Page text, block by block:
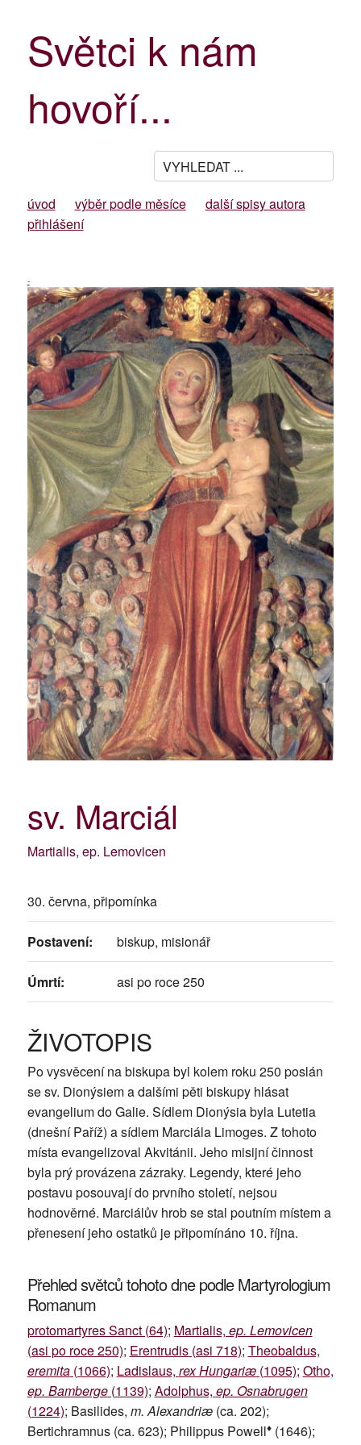
Světci k nám
hovoří...
úvod výběr podle měsíce
další spisy autora
přihlášení
-
sv. Marciál
Martialis, ep. Lemovicen
30. června, připomínka
Postavení: biskup, misionář
Úmrtí: asi po roce 250
ŽIVOTOPIS
Po vysvěcení na biskupa byl kolem roku 250 poslán
se sv. Dionýsiem a dalšími pěti biskupy hlásat
evangelium do Galie. Sídlem Dionýsia byla Lutetia
(dnešní Paříž) a sídlem Marciála Limoges. Z tohoto
místa evangelizoval Akvitánii. Jeho misijní činnost
byla prý provázena zázraky. Legendy, které jeho
postavu posouvají do prvního století, nejsou
hodnověrné. Marciálův hrob se stal poutním místem a
přenesení jeho ostatků je připomínáno 10. října.
Přehled světců tohoto dne podle Martyrologium
Romanum
protomartyres Sanct (64); Martialis, ep. Lemovicen
(asi po roce 250); Erentrudis (asi 718); Theobaldus,
eremita(1066); Ladislaus, rex Hungariæ(1095); Otho,
ep. Bamberge(1139); Adolphus, ep. Osnabrugen
(1224); Basilides, m. Alexandriæ(ca. 202);
Bertichramnus (ca. 623); Philippus Powell♦(1646);